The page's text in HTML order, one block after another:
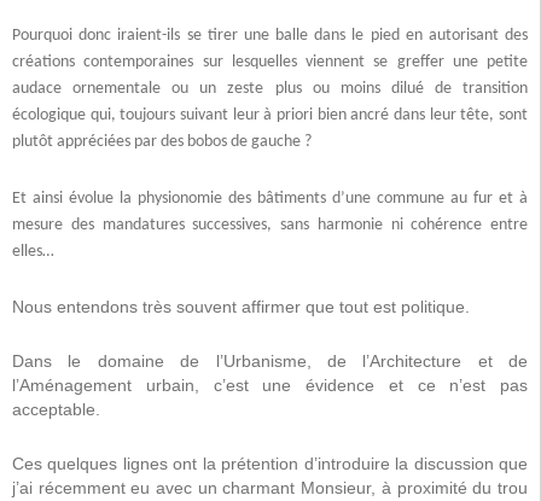
Pourquoi donc iraient-ils se tirer une balle dans le pied en autorisant des
créations contemporaines sur lesquelles viennent se greffer une petite
audace ornementale ou un zeste plus ou moins dilué de transition
écologique qui, toujours suivant leur à priori bien ancré dans leur tête, sont
plutôt appréciées par des bobos de gauche ?
Et ainsi évolue la physionomie des bâtiments d’une commune au fur et à
mesure des mandatures successives, sans harmonie ni cohérence entre
elles…
Nous entendons très souvent affirmer que tout est politique.
Dans le domaine de l’Urbanisme, de l’Architecture et de
l’Aménagement urbain, c’est une évidence et ce n’est pas
acceptable.
Ces quelques lignes ont la prétention d’introduire la discussion que
j’ai récemment eu avec un charmant Monsieur, à proximité du trou